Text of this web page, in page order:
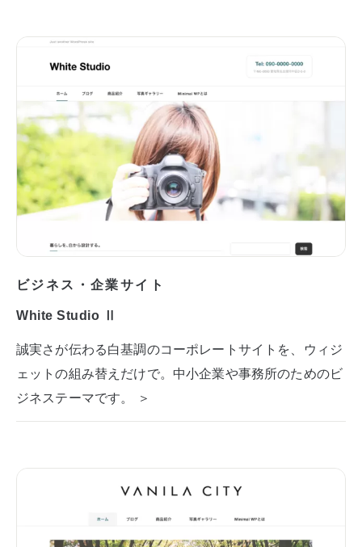
ビジネス・企業サイト
White Studio Ⅱ
誠実さが伝わる白基調のコーポレートサイトを、ウィジ
ェットの組み替えだけで。中小企業や事務所のためのビ
ジネステーマです。 ＞